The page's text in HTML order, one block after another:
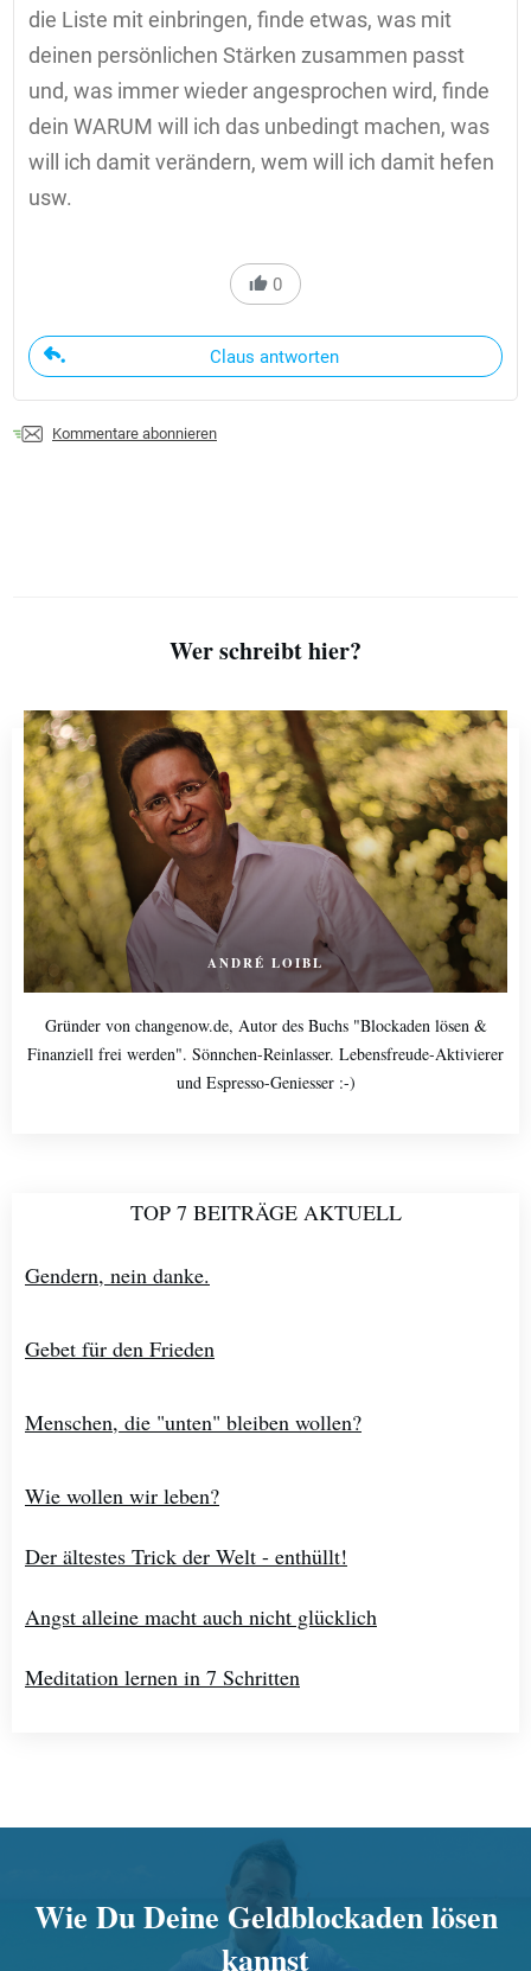
die Liste mit einbringen, finde etwas, was mit
deinen persönlichen Stärken zusammen passt
und, was immer wieder angesprochen wird, finde
dein WARUM will ich das unbedingt machen, was
will ich damit verändern, wem will ich damit hefen
usw.
0
Claus antworten
Kommentare abonnieren
Wer schreibt hier?
ANDRÉ LOIBL
Gründer von changenow.de, Autor des Buchs "Blockaden lösen &
Finanziell frei werden". Sönnchen-Reinlasser. Lebensfreude-Aktivierer
und Espresso-Geniesser :-)
TOP 7 BEITRÄGE AKTUELL
Gendern, nein danke.
Gebet für den Frieden
Menschen, die "unten" bleiben wollen?
Wie wollen wir leben?
Der ältestes Trick der Welt - enthüllt!
Angst alleine macht auch nicht glücklich
Meditation lernen in 7 Schritten
Wie Du Deine Geldblockaden lösen
kannst